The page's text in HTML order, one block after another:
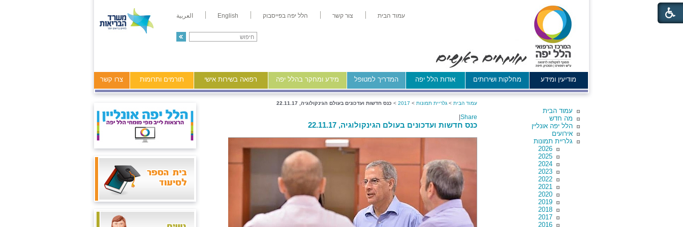
עמוד הבית צור קשר הלל יפה בפייסבוק English العربية
מודיעין ומידע מחלקות ושירותים אודות הלל יפה המדריך למטופל מידע ומחקר בהלל יפה רפואה בשירות אישי תורמים ותרומות צרו קשר
עמוד הבית
מה חדש
הלל יפה אונליין
אירועים
גלריית תמונות
2026
2025
2024
2023
2022
2021
2020
2019
2018
2017
2016
עמוד הבית > גלריית תמונות >
2017
> כנס חדשות ועדכונים בעולם הגינקולוגיה, 22.11.17
Share
כנס חדשות ועדכונים בעולם הגינקולוגיה, 22.11.17